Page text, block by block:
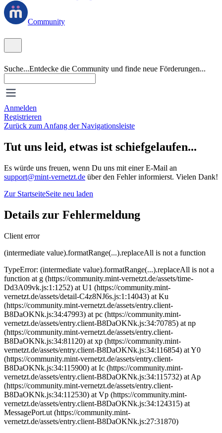
Community
Suche...Entdecke die Community und finde neue Förderungen...
Anmelden
Registrieren
Zurück zum Anfang der Navigationsleiste
Tut uns leid, etwas ist schiefgelaufen...
Es würde uns freuen, wenn Du uns mit einer E-Mail an
support@mint-vernetzt.de über den Fehler informierst. Vielen Dank!
Zur StartseiteSeite neu laden
Details zur Fehlermeldung
Client error
(intermediate value).formatRange(...).replaceAll is not a function
TypeError: (intermediate value).formatRange(...).replaceAll is not a
function at g (https://community.mint-vernetzt.de/assets/time-
Dd3A09vk.js:1:1252) at U1 (https://community.mint-
vernetzt.de/assets/detail-C4z8NJ6s.js:1:14043) at Ku
(https://community.mint-vernetzt.de/assets/entry.client-
B8DaOKNk.js:34:47993) at pc (https://community.mint-
vernetzt.de/assets/entry.client-B8DaOKNk.js:34:70785) at np
(https://community.mint-vernetzt.de/assets/entry.client-
B8DaOKNk.js:34:81120) at xp (https://community.mint-
vernetzt.de/assets/entry.client-B8DaOKNk.js:34:116854) at Y0
(https://community.mint-vernetzt.de/assets/entry.client-
B8DaOKNk.js:34:115900) at Ic (https://community.mint-
vernetzt.de/assets/entry.client-B8DaOKNk.js:34:115732) at Ap
(https://community.mint-vernetzt.de/assets/entry.client-
B8DaOKNk.js:34:112530) at Vp (https://community.mint-
vernetzt.de/assets/entry.client-B8DaOKNk.js:34:124315) at
MessagePort.ut (https://community.mint-
vernetzt.de/assets/entry.client-B8DaOKNk.js:27:31870)